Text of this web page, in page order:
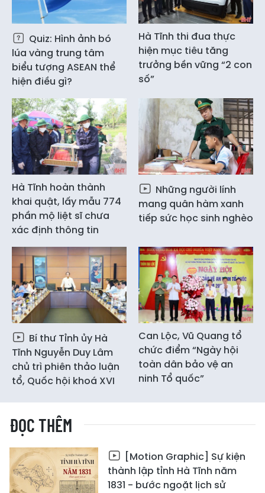
Quiz: Hình ảnh bó
lúa vàng trung tâm
biểu tượng ASEAN thể
hiện điều gì?
Hà Tĩnh thi đua thực
hiện mục tiêu tăng
trưởng bền vững “2 con
số”
Hà Tĩnh hoàn thành
khai quật, lấy mẫu 774
phần mộ liệt sĩ chưa
xác định thông tin
Những người lính
mang quân hàm xanh
tiếp sức học sinh nghèo
Bí thư Tỉnh ủy Hà
Tĩnh Nguyễn Duy Lâm
chủ trì phiên thảo luận
tổ, Quốc hội khoá XVI
Can Lộc, Vũ Quang tổ
chức điểm “Ngày hội
toàn dân bảo vệ an
ninh Tổ quốc”
ĐỌC THÊM
[Motion Graphic] Sự kiện
thành lập tỉnh Hà Tĩnh năm
1831 - bước ngoặt lịch sử